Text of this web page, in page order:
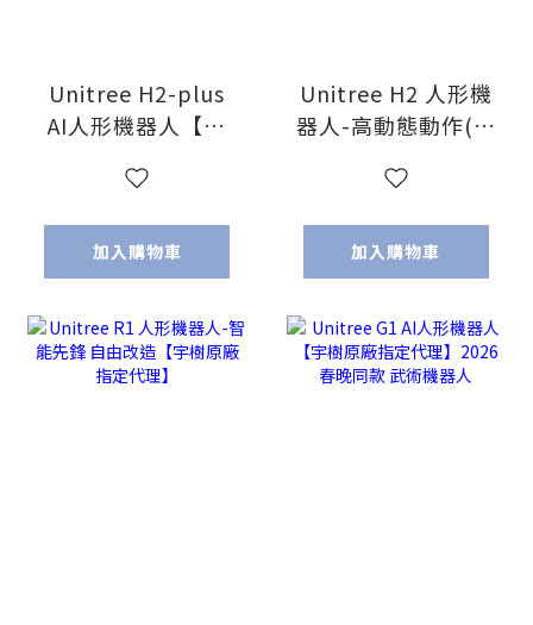
Unitree H2-plus
AI人形機器人【宇
2026 Computex
NVIDIA 首推產品
加入購物車
Unitree H2 人形機
器人-高動態動作(宇
加入購物車